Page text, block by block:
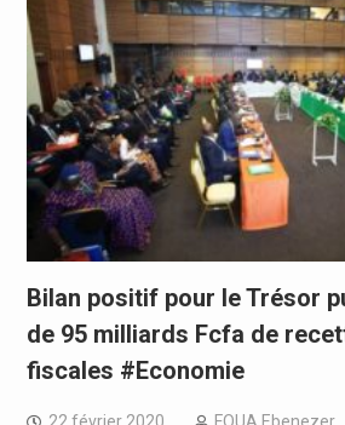
Bilan positif pour le Trésor
de 95 milliards Fcfa de
fiscales #Economie